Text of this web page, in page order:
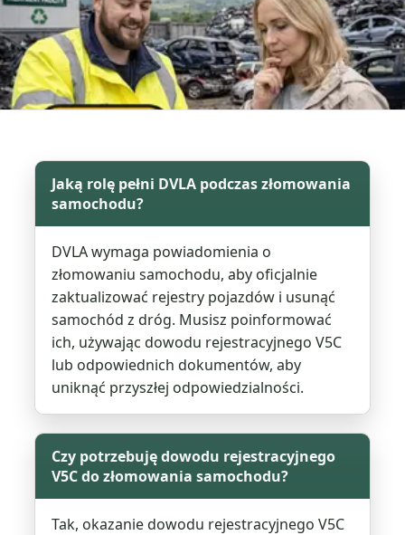
Jaką rolę pełni DVLA podczas złomowania
samochodu?
DVLA wymaga powiadomienia o
złomowaniu samochodu, aby oficjalnie
zaktualizować rejestry pojazdów i usunąć
samochód z dróg. Musisz poinformować
ich, używając dowodu rejestracyjnego V5C
lub odpowiednich dokumentów, aby
uniknąć przyszłej odpowiedzialności.
Czy potrzebuję dowodu rejestracyjnego
V5C do złomowania samochodu?
Tak, okazanie dowodu rejestracyjnego V5C